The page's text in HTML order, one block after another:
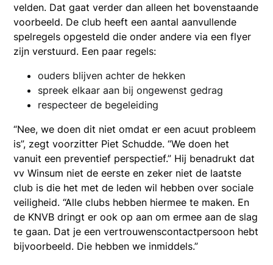
velden. Dat gaat verder dan alleen het bovenstaande
voorbeeld. De club heeft een aantal aanvullende
spelregels opgesteld die onder andere via een flyer
zijn verstuurd. Een paar regels:
ouders blijven achter de hekken
spreek elkaar aan bij ongewenst gedrag
respecteer de begeleiding
“Nee, we doen dit niet omdat er een acuut probleem
is”, zegt voorzitter Piet Schudde. “We doen het
vanuit een preventief perspectief.” Hij benadrukt dat
vv Winsum niet de eerste en zeker niet de laatste
club is die het met de leden wil hebben over sociale
veiligheid. “Alle clubs hebben hiermee te maken. En
de KNVB dringt er ook op aan om ermee aan de slag
te gaan. Dat je een vertrouwenscontactpersoon hebt
bijvoorbeeld. Die hebben we inmiddels.”